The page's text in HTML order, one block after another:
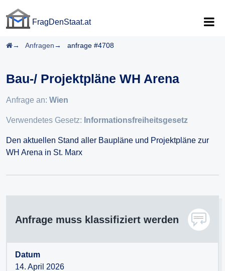
FragDenStaat.at
Startseite
Anfragen anfrage #4708
Bau-/ Projektpläne WH Arena
Anfrage an: Wien
Verwendetes Gesetz: Informationsfreiheitsgesetz
Den aktuellen Stand aller Baupläne und Projektpläne zur
WH Arena in St. Marx
Anfrage muss klassifiziert werden
Datum
14. April 2026